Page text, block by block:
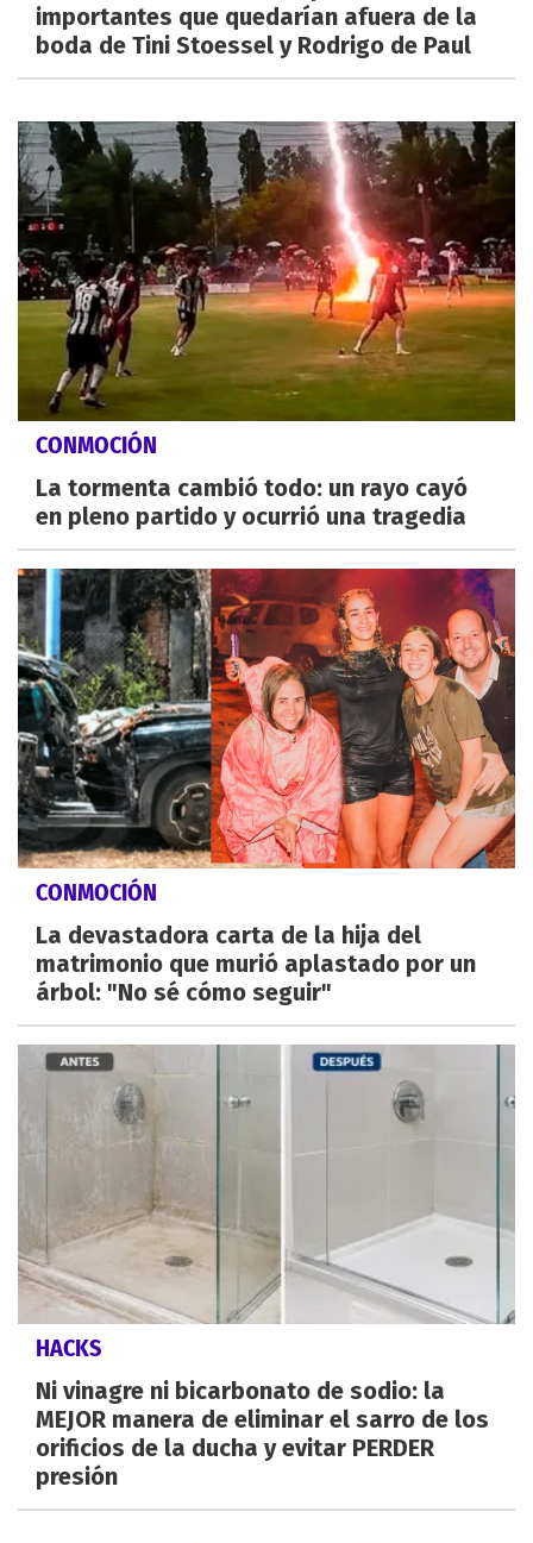
importantes que quedarían afuera de la
boda de Tini Stoessel y Rodrigo de Paul
CONMOCIÓN
La tormenta cambió todo: un rayo cayó
en pleno partido y ocurrió una tragedia
CONMOCIÓN
La devastadora carta de la hija del
matrimonio que murió aplastado por un
árbol: "No sé cómo seguir"
HACKS
Ni vinagre ni bicarbonato de sodio: la
MEJOR manera de eliminar el sarro de los
orificios de la ducha y evitar PERDER
presión